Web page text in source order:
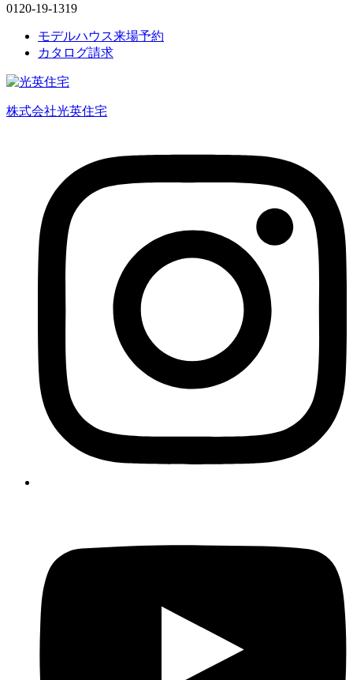
0120-19-1319
モデルハウス来場予約
カタログ請求
株式会社光英住宅